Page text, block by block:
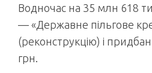
Водночас на 35 млн 618
— «Державне пільгове
(реконструкцію) і
грн.